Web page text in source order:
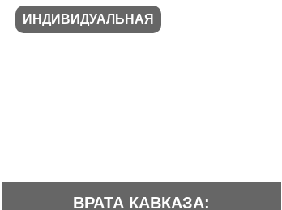
ИНДИВИДУАЛЬНАЯ
ВРАТА КАВКАЗА: